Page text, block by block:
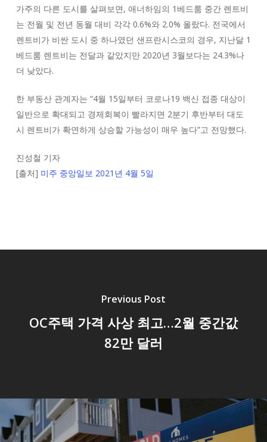
가주의 다른 도시를 살펴보면, 애너하임의 1베드룸 중간 렌트비
는 전월 및 전년 동월 대비 각각 0.6%와 2.0% 올랐다. 전국에서
렌트비가 비싼 도시 중 하나였던 샌프란시스코의 경우, 지난달 1
베드룸 렌트비는 전달과 같았지만 2020년 3월보다는 24.3%나
더 낮았다.
한 부동산 관계자는 “4월 15일부터 코로나19 백신 접종 대상이
일반으로 확대되고 경제회복이 빨라지면 2분기 후반부터 대도
시 렌트비가 확연하게 상승할 가능성이 매우 높다”고 전망했다.
진성철 기자
[출처] 미주 중앙일보 2021년 4월 5일
Previous Post
OC주택 가격 사상 최고…2월 중간값
82만 달러